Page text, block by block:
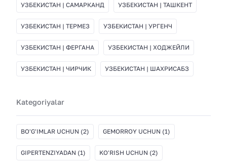
УЗБЕКИСТАН | САМАРКАНД УЗБЕКИСТАН | ТАШКЕНТ
УЗБЕКИСТАН | ТЕРМЕЗ УЗБЕКИСТАН | УРГЕНЧ
УЗБЕКИСТАН | ФЕРГАНА УЗБЕКИСТАН | ХОДЖЕЙЛИ
УЗБЕКИСТАН | ЧИРЧИК УЗБЕКИСТАН | ШАХРИСАБЗ
Kategoriyalar
BO'G'IMLAR UCHUN (2) GEMORROY UCHUN (1)
GIPERTENZIYADAN (1) KO'RISH UCHUN (2)